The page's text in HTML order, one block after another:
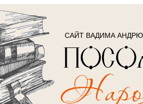
САЙТ ВАДИМА